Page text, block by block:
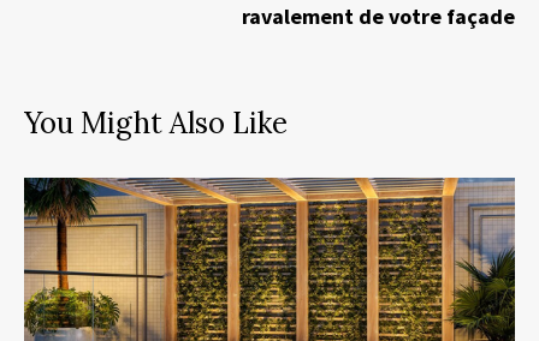
ravalement de votre façade
You Might Also Like